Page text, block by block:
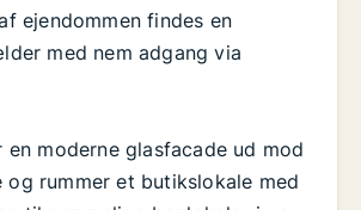
ejendommen findes en
med nem adgang via
en moderne glasfacade ud mod
og rummer et butikslokale med